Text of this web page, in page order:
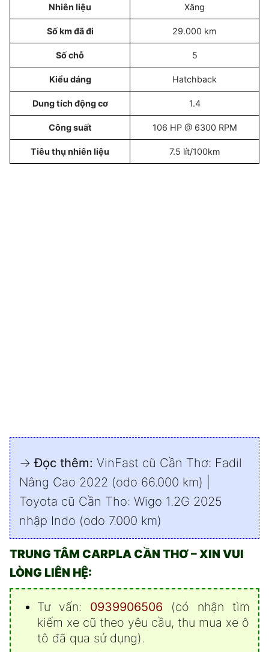
Nhiên liệu Xăng
Số km đã đi 29.000 km
Số chỗ 5
Kiểu dáng Hatchback
Dung tích động cơ 1.4
Công suất 106 HP @ 6300 RPM
Tiêu thụ nhiên liệu 7.5 lít/100km
→Đọc thêm: VinFast cũ Cần Thơ: Fadil
Nâng Cao 2022 (odo 66.000 km)
Toyota cũ Cần Tho: Wigo 1.2G 2025
nhập Indo (odo 7.000 km)
TRUNG TÂM CARPLA CẦN THƠ – XIN VUI
LÒNG LIÊN HỆ:
Tư vấn: 0939906506
(có nhận tìm
kiếm xe cũ theo yêu cầu, thu mua xe ô
tô đã qua sử dụng).